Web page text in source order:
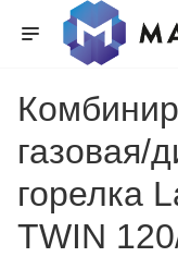
газовая/
горелка
TWIN